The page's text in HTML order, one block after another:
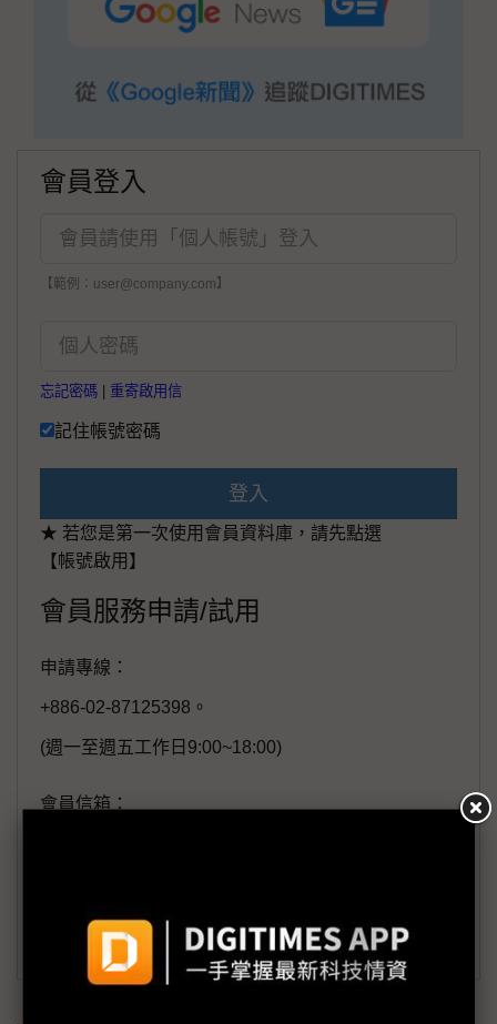
會員登入
【範例：user@company.com】
忘記密碼 重寄啟用信
記住帳號密碼
登入
★ 若您是第一次使用會員資料庫，請先點選
【帳號啟用】
會員服務申請/試用
申請專線：
+886-02-87125398。
(週一至週五工作日9:00~18:00)
會員信箱：
訂閱DIGITIMES 行動版